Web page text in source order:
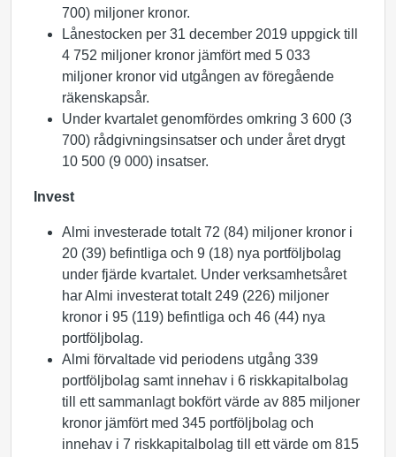
700) miljoner kronor.
Lånestocken per 31 december 2019 uppgick till
4 752 miljoner kronor jämfört med 5 033
miljoner kronor vid utgången av föregående
räkenskapsår.
Under kvartalet genomfördes omkring 3 600 (3
700) rådgivningsinsatser och under året drygt
10 500 (9 000) insatser.
Invest
Almi investerade totalt 72 (84) miljoner kronor i
20 (39) befintliga och 9 (18) nya portföljbolag
under fjärde kvartalet. Under verksamhetsåret
har Almi investerat totalt 249 (226) miljoner
kronor i 95 (119) befintliga och 46 (44) nya
portföljbolag.
Almi förvaltade vid periodens utgång 339
portföljbolag samt innehav i 6 riskkapitalbolag
till ett sammanlagt bokfört värde av 885 miljoner
kronor jämfört med 345 portföljbolag och
innehav i 7 riskkapitalbolag till ett värde om 815